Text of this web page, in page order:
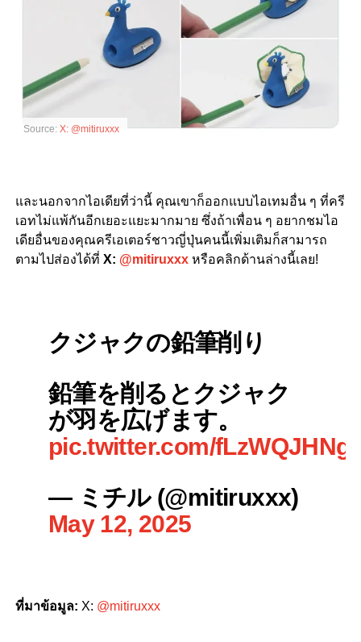
Source: X: @mitiruxxx
และนอกจากไอเดียที่ว่านี้ คุณเขาก็ออกแบบไอเทมอื่น ๆ ที่ครี
เอทไม่แพ้กันอีกเยอะแยะมากมาย ซึ่งถ้าเพื่อน ๆ อยากชมไอ
เดียอื่นของคุณครีเอเตอร์ชาวญี่ปุ่นคนนี้เพิ่มเติมก็สามารถ
ตามไปส่องได้ที่ X: @mitiruxxx หรือคลิกด้านล่างนี้เลย!
クジャクの鉛筆削り
鉛筆を削るとクジャク
が羽を広げます。
pic.twitter.com/
— ミチル (@mitiruxxx)
May 12, 2025
ที่มาข้อมูล: X: @mitiruxxx